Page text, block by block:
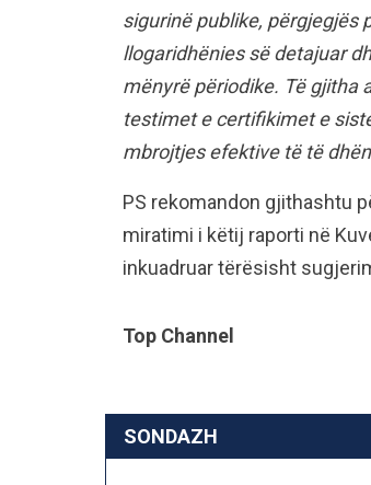
sigurinë publike, përgjegjës
llogaridhënies së detajuar
mënyrë përiodike. Të gjitha
testimet e certifikimet e
mbrojtjes efektive të të
PS rekomandon gjithashtu
miratimi i këtij raporti në
inkuadruar tërësisht
Top Channel
SONDAZH